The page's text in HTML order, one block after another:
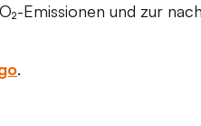
Emissionen und zur
.